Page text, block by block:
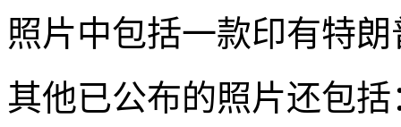
照片中包括一款印有特
其他已公布的照片还包